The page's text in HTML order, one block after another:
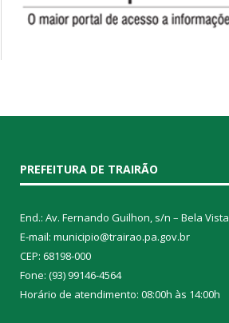
PREFEITURA DE TRAIRÃO
End.: Av. Fernando Guilhon, s/n – Bela Vista
E-mail: municipio@trairao.pa.gov.br
CEP: 68198-000
Fone: (93) 99146-4564
Horário de atendimento: 08:00h às 14:00h